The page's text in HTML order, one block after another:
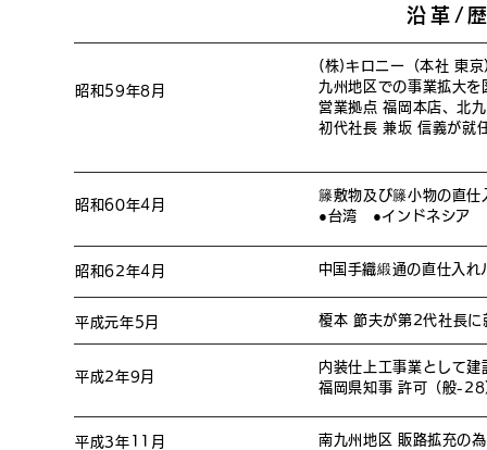
沿革/
昭和59年8 月
(株)キロニー（本社 東
九州地区での事業拡大
営業拠点 福岡本店、北
初代社長 兼坂 信義が就
昭和60年4 月
籐敷物及び籐小物の直
●台湾 ●インドネシア
昭和62年4 月 ​ 中国手織緞通の直仕入
平成元年5月 榎本 節夫が第2代社長に
平成2年9 月
内装仕上工事業として建
福岡県知事 許可（般-
平成3年11月 南九州地区 販路拡充の